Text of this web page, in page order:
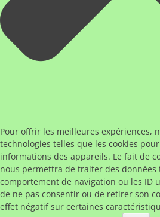
Pour offrir les meilleures expériences,
technologies telles que les cookies
informations des appareils. Le fait de
nous permettra de traiter des données
comportement de navigation ou les ID
de ne pas consentir ou de retirer son
effet négatif sur certaines